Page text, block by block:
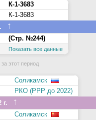
К-1-3683
К-1-3683
↑
(Стр. №244)
Показать все данные
этот период
Соликамск
РКО (РРР до 2022)
г.
↑
Соликамск